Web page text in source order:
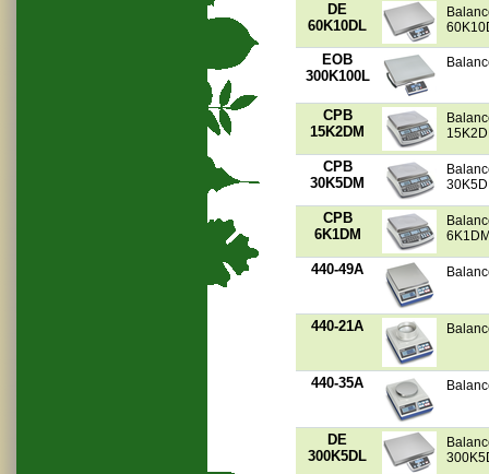
DE
60K10DL
EOB
300K100L
CPB
15K2DM
CPB
30K5DM
CPB
6K1DM
440-49A
440-21A
440-35A
DE
300K5DL